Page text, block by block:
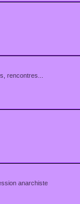
rencontres...
anarchiste